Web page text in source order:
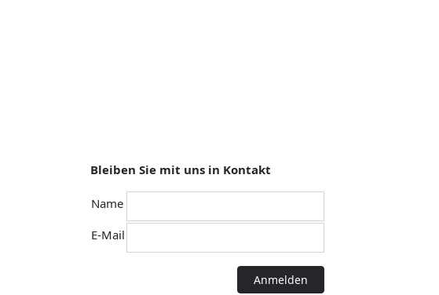
Bleiben Sie mit uns in Kontakt
Name
E-Mail